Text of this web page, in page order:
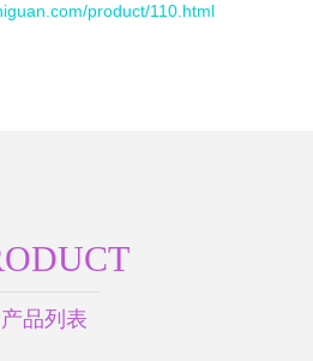
product/110.html
产品列表